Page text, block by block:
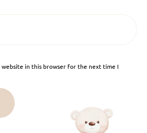
website in this browser for the next time I